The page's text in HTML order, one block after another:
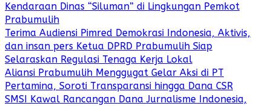
Kendaraan Dinas “Siluman” di Lingkungan Pemkot
Prabumulih
Terima Audiensi Pimred Demokrasi Indonesia, Aktivis,
dan insan pers Ketua DPRD Prabumulih Siap
Selaraskan Regulasi Tenaga Kerja Lokal
Aliansi Prabumulih Menggugat Gelar Aksi di PT
Pertamina, Soroti Transparansi hingga Dana CSR
SMSI Kawal Rancangan Dana Jurnalisme Indonesia,